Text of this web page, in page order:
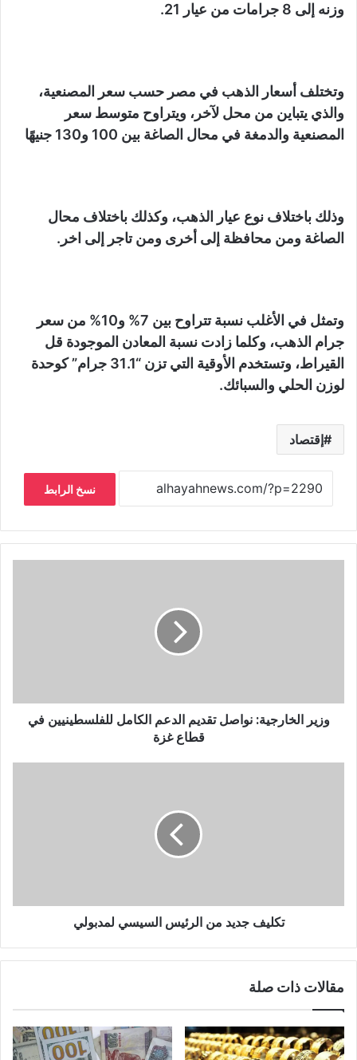
وزنه إلى 8 جرامات من عيار 21.
وتختلف أسعار الذهب في مصر حسب سعر المصنعية،
والذي يتباين من محل لآخر، ويتراوح متوسط سعر
المصنعية والدمغة في محال الصاغة بين 100 و130 جنيهًا
وذلك باختلاف نوع عيار الذهب، وكذلك باختلاف محال
الصاغة ومن محافظة إلى أخرى ومن تاجر إلى اخر.
وتمثل في الأغلب نسبة تتراوح بين 7% و10% من سعر
جرام الذهب، وكلما زادت نسبة المعادن الموجودة قل
القيراط، وتستخدم الأوقية التي تزن “31.1 جرام” كوحدة
لوزن الحلي والسبائك.
إقتصاد
نسخ الرابط
وزير الخارجية: نواصل تقديم الدعم الكامل للفلسطينيين في
قطاع غزة
تكليف جديد من الرئيس السيسي لمدبولي
مقالات ذات صلة